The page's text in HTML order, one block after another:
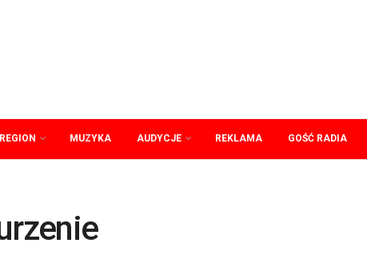
REGION MUZYKA AUDYCJE REKLAMA GOŚĆ RADIA